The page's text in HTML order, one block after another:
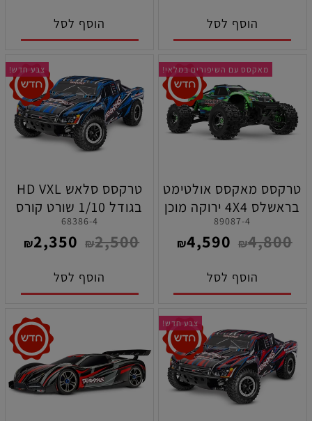
הוסף לסל הוסף לסל
מאקסס עם השיפורים במלאי!
טרקסס מאקסס אולטימט
בראשלס 4X4 ירוקה מוכן
לנסיעה
89087-4
₪4,800
₪4,590
הוסף לסל
צבע חדש!
טרקסס סלאש HD VXL
בגודל 1/10 שורט קורס
בראשלס הדגם החדש
בצבע כחול
68386-4
₪2,500
₪2,350
הוסף לסל
צבע חדש!